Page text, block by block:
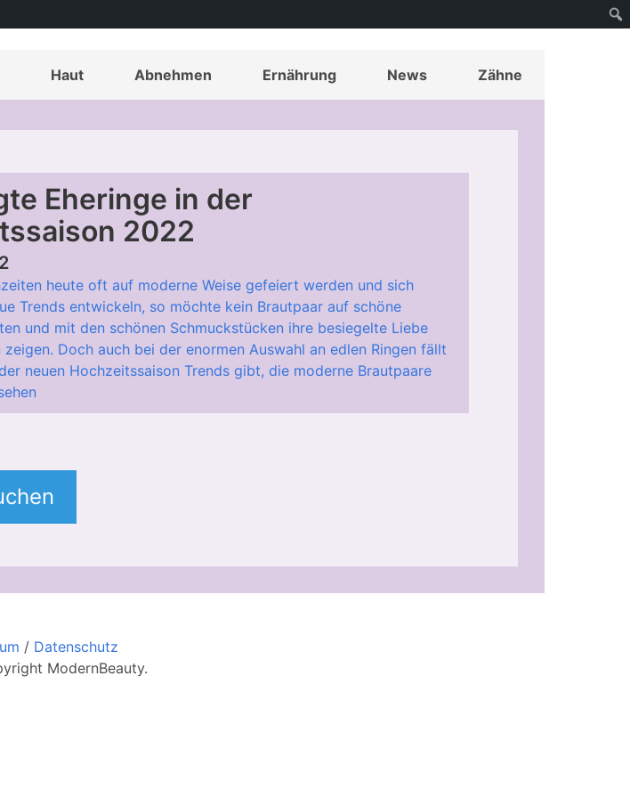
Haut Abnehmen Ernährung News Zähne
Eheringe in der
2022
heute oft auf moderne Weise gefeiert werden und sich
Trends entwickeln, so möchte kein Brautpaar auf schöne
und mit den schönen Schmuckstücken ihre besiegelte Liebe
zeigen. Doch auch bei der enormen Auswahl an edlen Ringen fällt
neuen Hochzeitssaison Trends gibt, die moderne Brautpaare
/ Datenschutz
ModernBeauty.